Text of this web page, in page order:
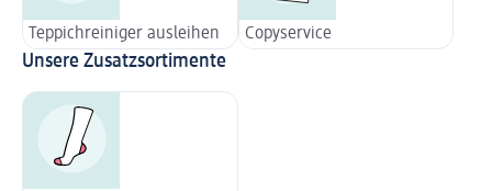
Teppichreiniger ausleihen Copyservice
Unsere Zusatzsortimente